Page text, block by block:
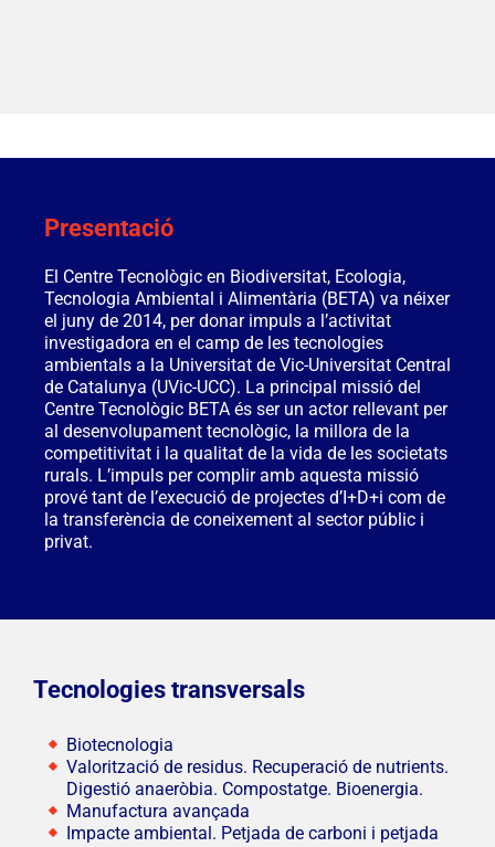
Presentació
El Centre Tecnològic en Biodiversitat, Ecologia,
Tecnologia Ambiental i Alimentària (BETA) va néixer
el juny de 2014, per donar impuls a l’activitat
investigadora en el camp de les tecnologies
ambientals a la Universitat de Vic-Universitat Central
de Catalunya (UVic-UCC). La principal missió del
Centre Tecnològic BETA és ser un actor rellevant per
al desenvolupament tecnològic, la millora de la
competitivitat i la qualitat de la vida de les societats
rurals. L’impuls per complir amb aquesta missió
prové tant de l’execució de projectes d’I+D+i com de
la transferència de coneixement al sector públic i
privat.
Tecnologies transversals
Biotecnologia
Valorització de residus. Recuperació de nutrients.
Digestió anaeròbia. Compostatge. Bioenergia.
Manufactura avançada
Impacte ambiental. Petjada de carboni i petjada